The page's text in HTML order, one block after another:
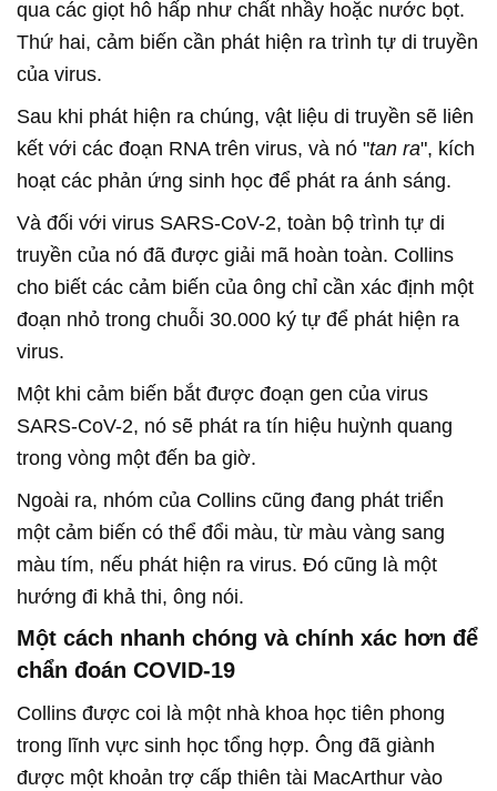
qua các giọt hô hấp như chất nhầy hoặc nước bọt.
Thứ hai, cảm biến cần phát hiện ra trình tự di truyền
của virus.
Sau khi phát hiện ra chúng, vật liệu di truyền sẽ liên
kết với các đoạn RNA trên virus, và nó "tan ra", kích
hoạt các phản ứng sinh học để phát ra ánh sáng.
Và đối với virus SARS-CoV-2, toàn bộ trình tự di
truyền của nó đã được giải mã hoàn toàn. Collins
cho biết các cảm biến của ông chỉ cần xác định một
đoạn nhỏ trong chuỗi 30.000 ký tự để phát hiện ra
virus.
Một khi cảm biến bắt được đoạn gen của virus
SARS-CoV-2, nó sẽ phát ra tín hiệu huỳnh quang
trong vòng một đến ba giờ.
Ngoài ra, nhóm của Collins cũng đang phát triển
một cảm biến có thể đổi màu, từ màu vàng sang
màu tím, nếu phát hiện ra virus. Đó cũng là một
hướng đi khả thi, ông nói.
Một cách nhanh chóng và chính xác hơn để
chẩn đoán COVID-19
Collins được coi là một nhà khoa học tiên phong
trong lĩnh vực sinh học tổng hợp. Ông đã giành
được một khoản trợ cấp thiên tài MacArthur vào